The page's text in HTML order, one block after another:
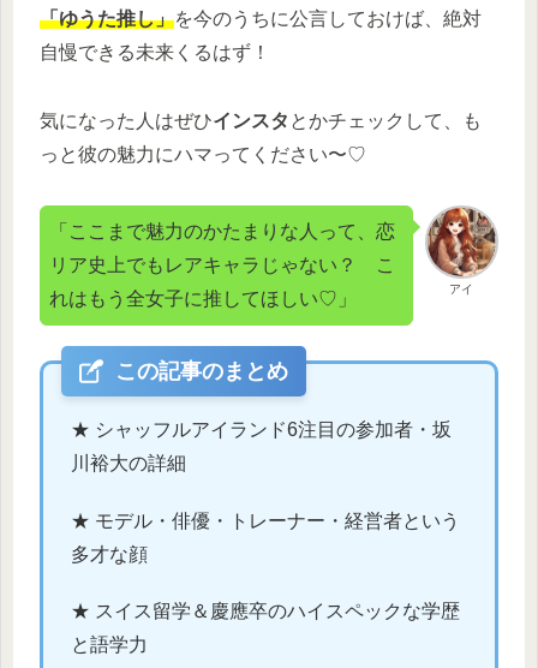
「ゆうた推し」を今のうちに公言しておけば、絶対
自慢できる未来くるはず！
気になった人はぜひインスタ とかチェックして、も
っと彼の魅力にハマってください〜♡
アイ
「ここまで魅力のかたまりな人って、恋
リア史上でもレアキャラじゃない？ こ
れはもう全女子に推してほしい♡」
この記事のまとめ
★ シャッフルアイランド6注目の参加者・坂
川裕大の詳細
★ モデル・俳優・トレーナー・経営者という
多才な顔
★ スイス留学＆慶應卒のハイスペックな学歴
と語学力